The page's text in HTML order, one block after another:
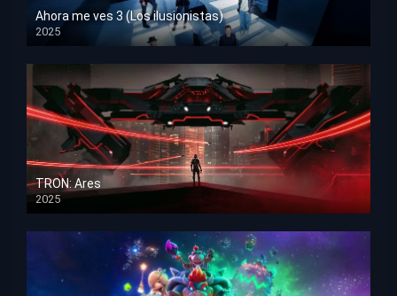
Ahora me ves 3 (Los ilusionistas)
2025
HD 1080p
TRON: Ares
2025
HD 1080p